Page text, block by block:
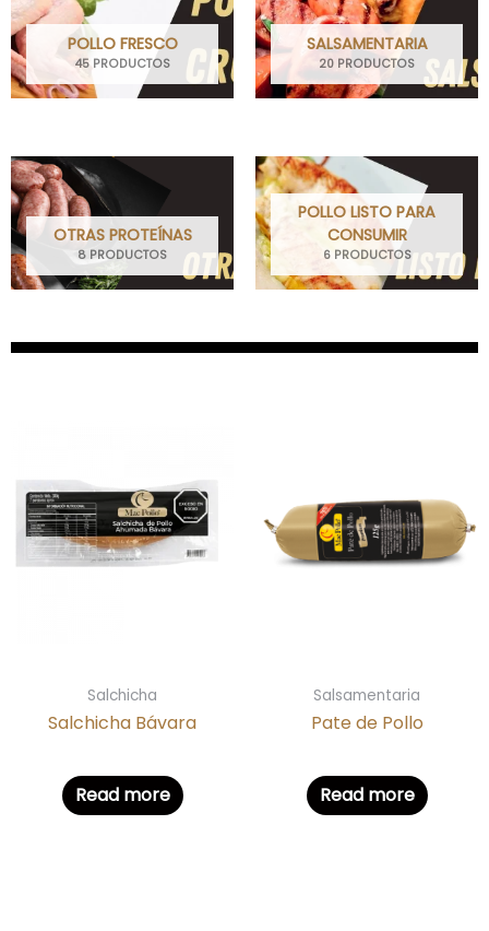
POLLO FRESCO
45 PRODUCTOS
SALSAMENTARIA
20 PRODUCTOS
OTRAS PROTEÍNAS
8 PRODUCTOS
POLLO LISTO PARA
CONSUMIR
6 PRODUCTOS
Salchicha
Salchicha Bávara
Read more
Salsamentaria
Pate de Pollo
Read more